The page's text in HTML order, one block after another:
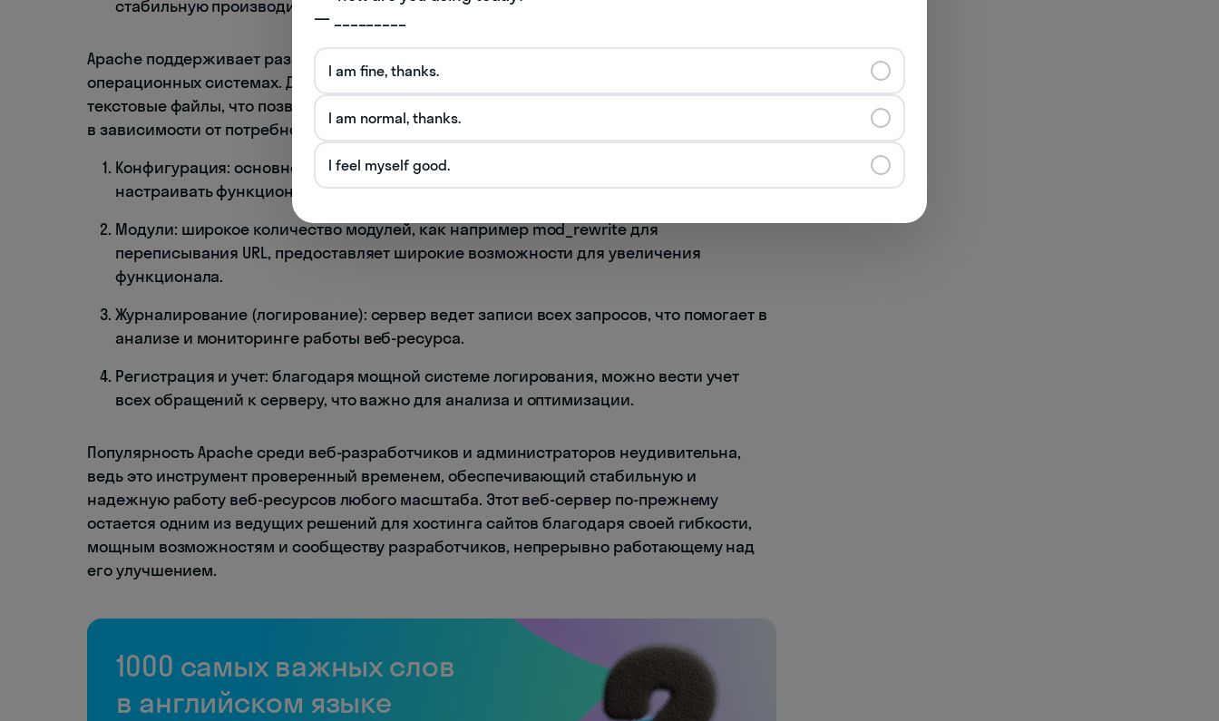
стабильную производительность независимо от посетителей сайта.
Apache поддерживает разнообразные веб-технологии и работает на различных
операционных системах. Для управления конфигурацией сервера применяются
текстовые файлы, что позволяет обладателям сайтов тонко настраивать работу сервиса
в зависимости от потребностей.
Конфигурация: основной файл конфигурации – httpd.conf позволяет детально
настраивать функционал и параметры работы сервера.
Модули: широкое количество модулей, как например mod_rewrite для
переписывания URL, предоставляет широкие возможности для увеличения
функционала.
Журналирование (логирование): сервер ведет записи всех запросов, что помогает в
анализе и мониторинге работы веб-ресурса.
Регистрация и учет: благодаря мощной системе логирования, можно вести учет
всех обращений к серверу, что важно для анализа и оптимизации.
Популярность Apache среди веб-разработчиков и администраторов неудивительна,
ведь это инструмент проверенный временем, обеспечивающий стабильную и
надежную работу веб-ресурсов любого масштаба. Этот веб-сервер по-прежнему
остается одним из ведущих решений для хостинга сайтов благодаря своей гибкости,
мощным возможностям и сообществу разработчиков, непрерывно работающему над
его улучшением.
1000 самых важных слов
в английском языке
— _________
I am fine, thanks.
I am normal, thanks.
I feel myself good.